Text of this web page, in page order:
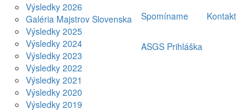
Výsledky 2026
Galéria Majstrov Slovenska
Výsledky 2025
Výsledky 2024
Výsledky 2023
Výsledky 2022
Výsledky 2021
Výsledky 2020
Výsledky 2019
Spomíname Kontakt
ASGS Prihláška